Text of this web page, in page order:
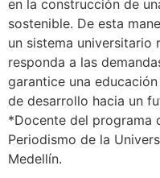
en la construcción de
sostenible. De esta
un sistema universitario
responda a las
garantice una
de desarrollo hacia un
*Docente del programa
Periodismo de la
Medellín.